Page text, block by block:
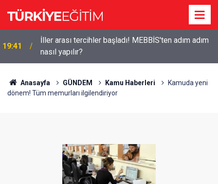
19:41
İller arası tercihler başladı! MEBBİS'ten adım adım
nasıl yapılır?
Anasayfa GÜNDEM Kamu Haberleri
Kamuda yeni
dönem! Tüm memurları ilgilendiriyor